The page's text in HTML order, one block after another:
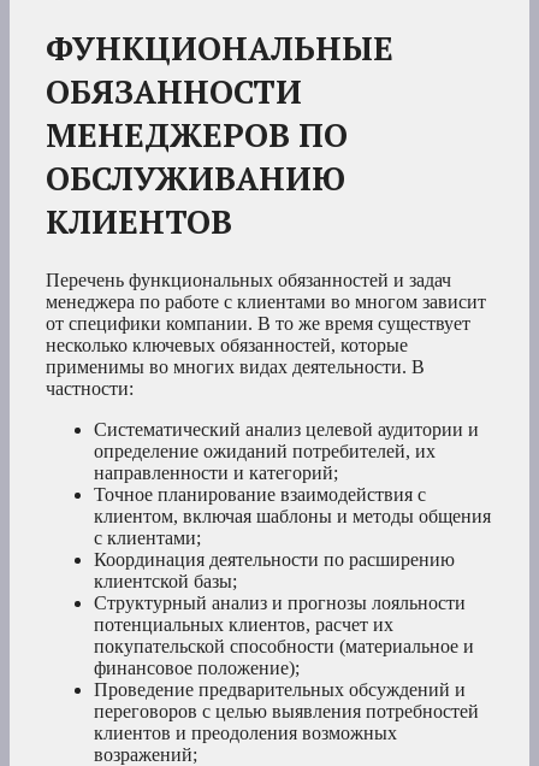
ФУНКЦИОНАЛЬНЫЕ
ОБЯЗАННОСТИ
МЕНЕДЖЕРОВ ПО
ОБСЛУЖИВАНИЮ
КЛИЕНТОВ
Перечень функциональных обязанностей и задач
менеджера по работе с клиентами во многом зависит
от специфики компании. В то же время существует
несколько ключевых обязанностей, которые
применимы во многих видах деятельности. В
частности:
Систематический анализ целевой аудитории и
определение ожиданий потребителей, их
направленности и категорий;
Точное планирование взаимодействия с
клиентом, включая шаблоны и методы общения
с клиентами;
Координация деятельности по расширению
клиентской базы;
Структурный анализ и прогнозы лояльности
потенциальных клиентов, расчет их
покупательской способности (материальное и
финансовое положение);
Проведение предварительных обсуждений и
переговоров с целью выявления потребностей
клиентов и преодоления возможных
возражений;